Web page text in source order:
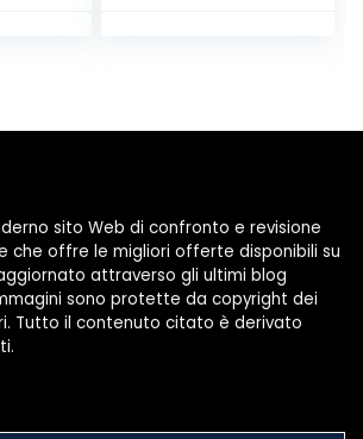
sito Web di confronto e revisione
che offre le migliori offerte disponibili su
attraverso gli ultimi blog
sono protette da copyright dei
Tutto il contenuto citato è derivato